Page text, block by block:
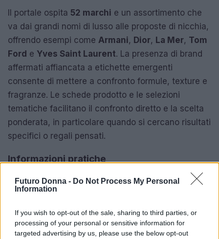
Futuro Donna - Do Not Process My Personal
Information
If you wish to opt-out of the sale, sharing to third parties, or
processing of your personal or sensitive information for
targeted advertising by us, please use the below opt-out
Il portale ospita 52 marchi e un assortimento che
va dai grandi nomi di lusso alle proposte di nicchia,
offrendo esempi come Armani, Dior, La Mer, Tom
Ford e Yves Saint Laurent. La presenza di brand
affermati affiancata a etichette emergenti
consente di mettere a confronto formule, texture e
fragranze. Le schede prodotto e le selezioni
tematiche facilitano il confronto diretto e la scelta
ponderata, in particolare quando si cercano risultati
specifici o regali pensati.
Informazioni pratiche
Se stai cercando ispirazione o una routine
completa, le categorie e i filtri del sito ti guidano
intensificatori d’abbronzatura,trattamenti
anticadutae prodotti specifici per pelli sensibili.